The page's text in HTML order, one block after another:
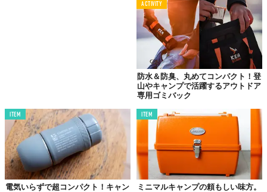
実はこれ、「BBQ用のコンロ」 だという。
本体にはフレームやメッシュシートはもちろん、ステンレス平鋼
の串が5本付属しており、魚や肉などの食材を刺しにして直火調理
を楽しむことができる。
ACTIVITY
防水＆防臭、丸めてコンパクト！登
山やキャンプで活躍するアウトドア
専用ゴミバック
ITEM
電気いらずで超コンパクト！キャン
ITEM
ミニマルキャンプの頼もしい味方。